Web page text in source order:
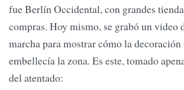
fue Berlín Occidental, con grandes
compras. Hoy mismo, se grabó un video
marcha para mostrar cómo la decoración
embellecía la zona. Es este, tomado
del atentado: